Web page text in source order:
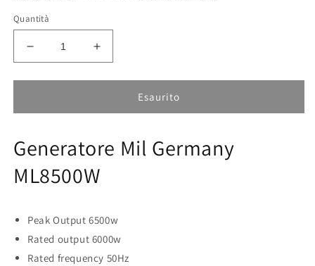
Quantità
Diminuisci
quantità
per
Mil
ML8500W
Aumenta
quantità
per
Generatore
Mil
ML8500W
Esaurito
Generatore Mil Germany
ML8500W
Peak Output 6500w
Rated output 6000w
Rated frequency 50Hz